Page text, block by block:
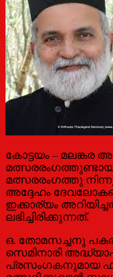
കോട്ടയം –
മത്സരരംഗത്തു
അദ്ദേഹം
ഇക്കാര്യം
ലഭിച്ചിരിക്കുന്നത്.
ഒ. തോമസച്ചനു
സെമിനാരി
പ്രസംഗകനുമായ